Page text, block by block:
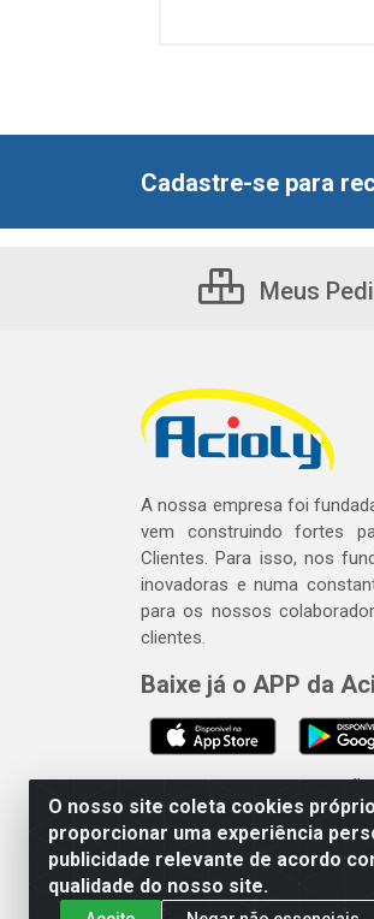
O nosso site coleta cookies
proporcionar uma experiência
publicidade relevante de acordo
qualidade do nosso site.
Cadastre-se para
Meus
A nossa empresa foi
vem construindo fortes
Clientes. Para isso, nos
inovadoras e numa
para os nossos
clientes.
Baixe já o APP da
SE BEBER,
Acioly